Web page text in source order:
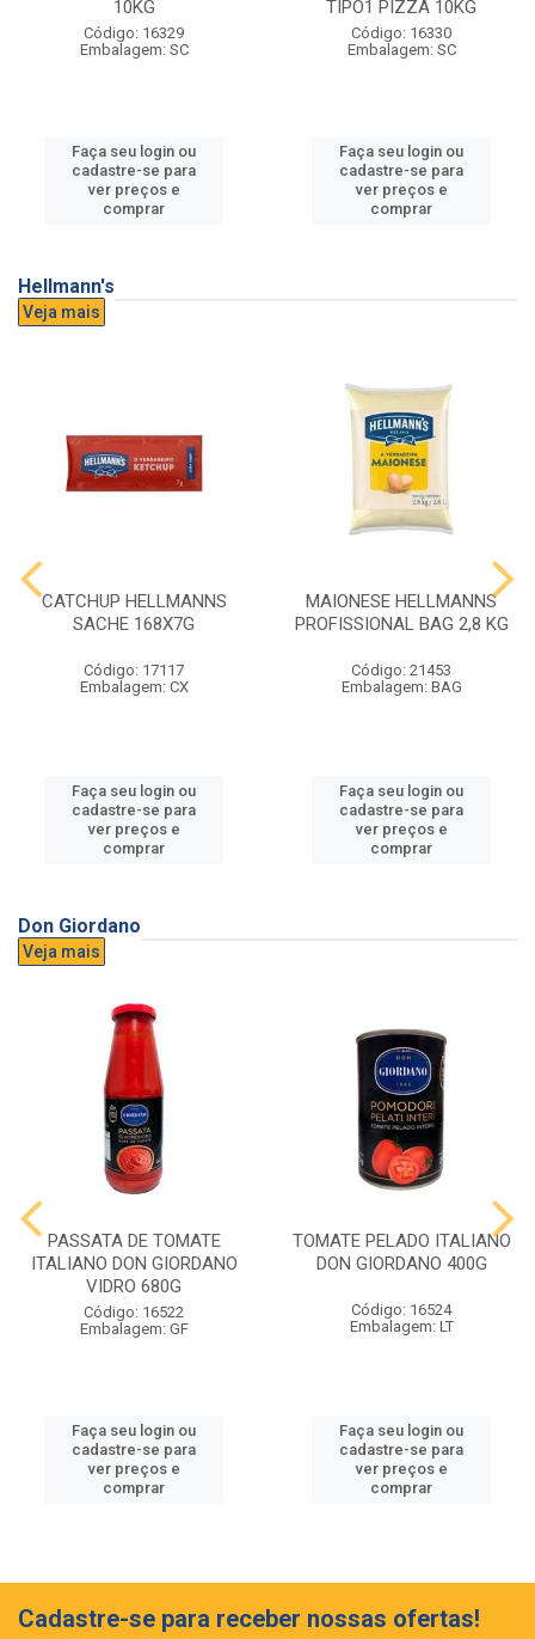
10KG
Código: 16329
Embalagem: SC
Faça seu login ou
cadastre-se para
ver preços e
comprar
TIPO1 PIZZA 10KG
Código: 16330
Embalagem: SC
Faça seu login ou
cadastre-se para
ver preços e
comprar
Hellmann's
Veja mais
CATCHUP HELLMANNS
SACHE 168X7G
Código: 17117
Embalagem: CX
Faça seu login ou
cadastre-se para
ver preços e
comprar
MAIONESE HELLMANNS
PROFISSIONAL BAG 2,8 KG
Código: 21453
Embalagem: BAG
Faça seu login ou
cadastre-se para
ver preços e
comprar
Don Giordano
Veja mais
PASSATA DE TOMATE
ITALIANO DON GIORDANO
VIDRO 680G
Código: 16522
Embalagem: GF
Faça seu login ou
cadastre-se para
ver preços e
comprar
TOMATE PELADO ITALIANO
DON GIORDANO 400G
Código: 16524
Embalagem: LT
Faça seu login ou
cadastre-se para
ver preços e
comprar
Cadastre-se para receber nossas ofertas!